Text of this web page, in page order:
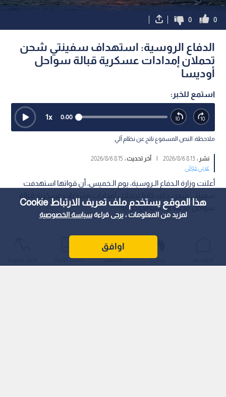
هذا الموقع يستخدم ملف تعريف الارتباط Cookie
لمزيد من المعلومات ، يرجى قراءةسياسة الخصوصية
اوافق
0
0
الدفاع الروسية: استهداف سفينتي شحن
تحملان إمدادات عسكرية قبالة سواحل
أوديسا
استمع للخبر:
0:00
1x
ملاحظة: النص المسموع ناتج عن نظام آلي
نشر :8:13 2026/8/6
| آخر تحديث :8:15 2026/8/6
عربي دولي
أعلنت وزارة الـدفاع الـروسية، يوم الـخميس، أن قواتها استهدفت
سواحل مدينة أوديسا الأوكرانية.
عواجل المباشر أحدث الأخبار